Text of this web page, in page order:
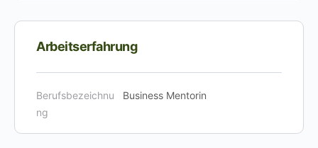
Arbeitserfahrung
Berufsbezeichnu
ng
Business Mentorin